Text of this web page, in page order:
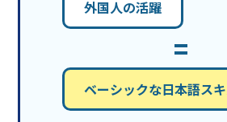
外国人の活躍
=
ベーシックな日本語ス